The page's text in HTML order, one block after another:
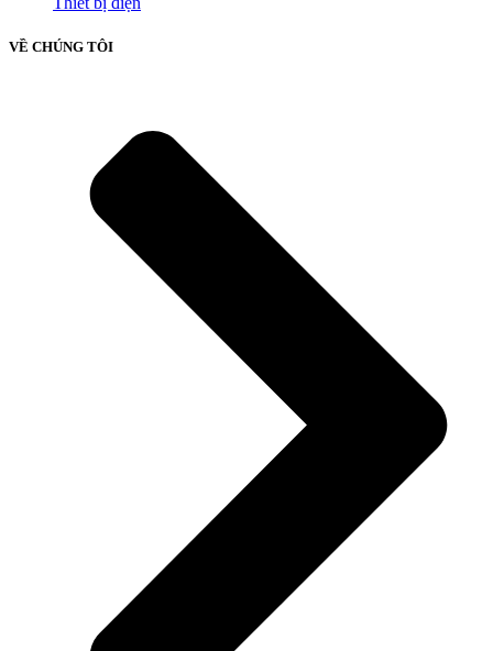
VỀ CHÚNG TÔI